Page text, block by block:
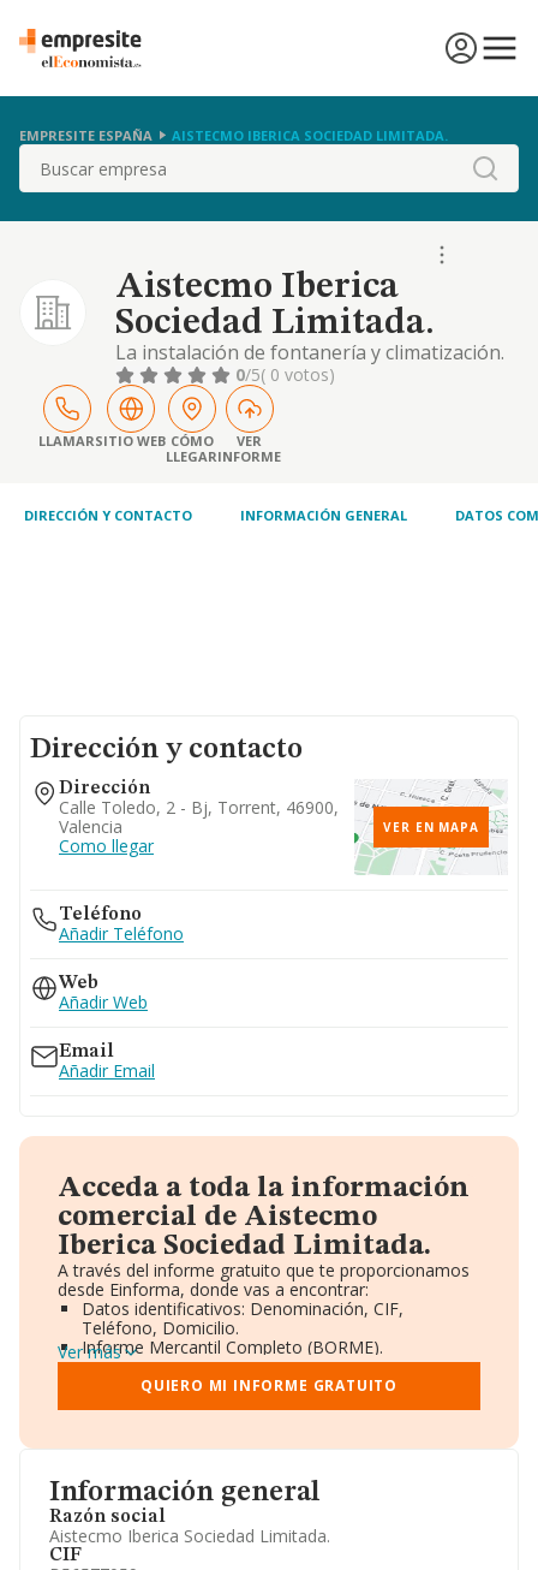
EMPRESITE ESPAÑA AISTECMO IBERICA SOCIEDAD LIMITADA.
Buscar
Aistecmo Iberica
Sociedad Limitada.
La instalación de fontanería y climatización.
la instalación y colocación de aislamientos
térmicos. la instalación térmica en edificios,
así como el mantenimiento y reparación de
los mismos. la instalación de placas solares
fotovoltaicas térmicas. las instalaciones
0/5( 0 votos)
LLAMARSITIO WEB CÓMO
LLEGAR
VER
INFORME
DIRECCIÓN Y CONTACTO INFORMACIÓN GENERAL DATOS
Información general
Razón social
Aistecmo Iberica Sociedad Limitada.
CIF
Dirección y contacto
Dirección
Calle Toledo, 2 - Bj, Torrent, 46900,
Valencia
Como llegar
VER EN MAPA
Teléfono
Añadir Teléfono
Web
Añadir Web
Email
Añadir Email
Acceda a toda la información
comercial de Aistecmo
Iberica Sociedad Limitada.
A través del informe gratuito que te proporcionamos
desde Einforma, donde vas a encontrar:
Datos identificativos: Denominación, CIF,
Teléfono, Domicilio.
Informe Mercantil Completo (BORME).
Gráficos de Evolución Ventas y Empleados.
Consejo de Administración y Administradores.
Directivos y Ejecutivos.
Información oficial y registral complementaria.
Ver más
QUIERO MI INFORME GRATUITO